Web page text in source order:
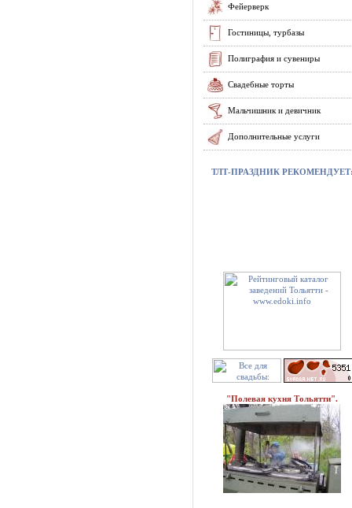
Фейерверк
Гостиницы, турбазы
Полиграфия и сувениры
Свадебные торты
Мальчишник и девичник
Дополнительные услуги
ТЛТ-ПРАЗДНИК
"Полевая кухня Тольятти".